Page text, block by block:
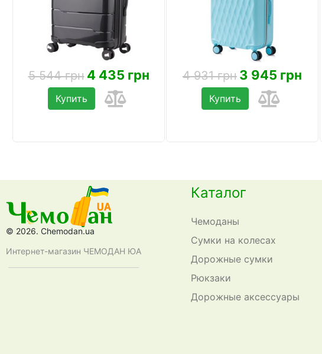
5 544 грн 4 435 грн
Купить
4 931 грн 3 945 грн
Купить
© 2026. Chemodan.ua
Интернет-магазин ЧЕМОДАН ЮА
Каталог
Чемоданы
Сумки на колесах
Дорожные сумки
Рюкзаки
Дорожные аксессуары